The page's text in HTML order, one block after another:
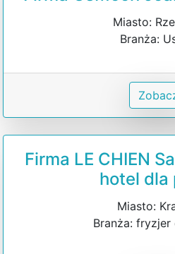
Miasto:
Branża:
Firma LE CHIEN
hotel dla
Miasto:
Branża: